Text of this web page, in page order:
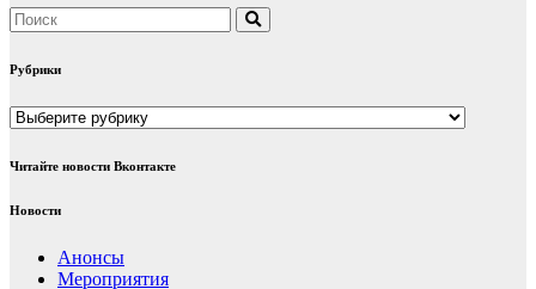
Рубрики
Рубрики
Читайте новости Вконтакте
Новости
Анонсы
Мероприятия